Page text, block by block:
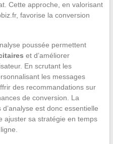
Cette approche, en valorisant
favorise la conversion
poussée permettent
et d’améliorer
En scrutant les
les messages
des recommandations sur
de conversion. La
est donc essentielle
ajuster sa stratégie en temps